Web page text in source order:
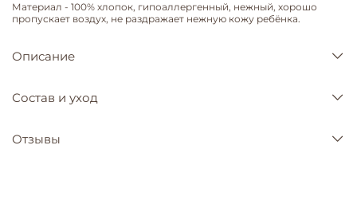
Материал - 100% хлопок, гипоаллергенный, нежный, хорошо
пропускает воздух, не раздражает нежную кожу ребёнка.
Описание
Состав и уход
Отзывы